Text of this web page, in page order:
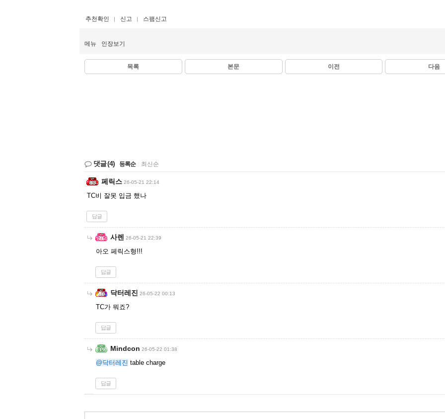
추천확인 신고 스팸신고
메뉴 인장보기
목록 본문 이전 다음
댓글(4) 등록순 최신순
페릭스 26-05-21 22:14
TC비 잘못 입금 했나
답글
사렌 26-05-21 22:39
아오 페릭스형!!!
답글
닥터레진 26-05-22 00:13
TC가 뭐죠?
답글
Mindcon 26-05-22 01:38
@닥터레진 table charge
답글